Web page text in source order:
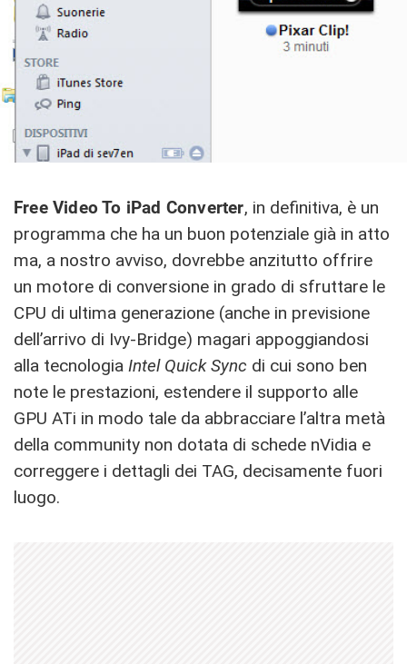
Free Video To iPad Converter, in definitiva, è un
programma che ha un buon potenziale già in atto
ma, a nostro avviso, dovrebbe anzitutto offrire
un motore di conversione in grado di sfruttare le
CPU di ultima generazione (anche in previsione
dell’arrivo di Ivy-Bridge) magari appoggiandosi
alla tecnologia Intel Quick Sync di cui sono ben
note le prestazioni, estendere il supporto alle
GPU ATi in modo tale da abbracciare l’altra metà
della community non dotata di schede nVidia e
correggere i dettagli dei TAG, decisamente fuori
luogo.